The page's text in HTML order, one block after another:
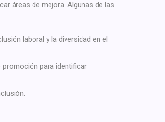
áreas de mejora. Algunas de las
laboral y la diversidad en el
promoción para identificar